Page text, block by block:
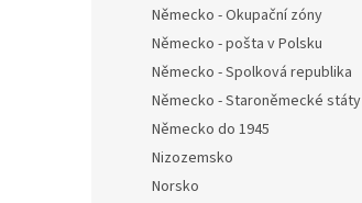
Německo - Okupační zóny
Německo - pošta v Polsku
Německo - Spolková republika
Německo - Staroněmecké státy
Německo do 1945
Nizozemsko
Norsko